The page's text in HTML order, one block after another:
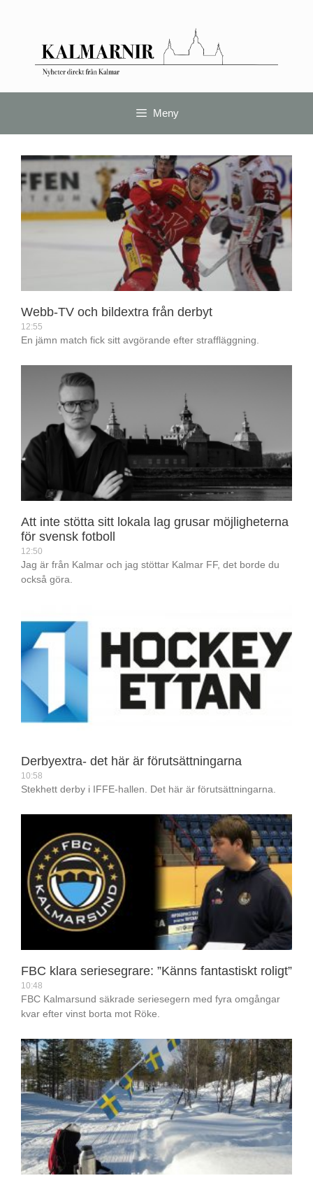
Meny
Webb-TV och bildextra från derbyt
12:55
En jämn match fick sitt avgörande efter straffläggning.
Att inte stötta sitt lokala lag grusar möjligheterna
för svensk fotboll
12:50
Jag är från Kalmar och jag stöttar Kalmar FF, det borde du
också göra.
Derbyextra- det här är förutsättningarna
10:58
Stekhett derby i IFFE-hallen. Det här är förutsättningarna.
FBC klara seriesegrare: ”Känns fantastiskt roligt”
10:48
FBC Kalmarsund säkrade seriesegern med fyra omgångar
kvar efter vinst borta mot Röke.